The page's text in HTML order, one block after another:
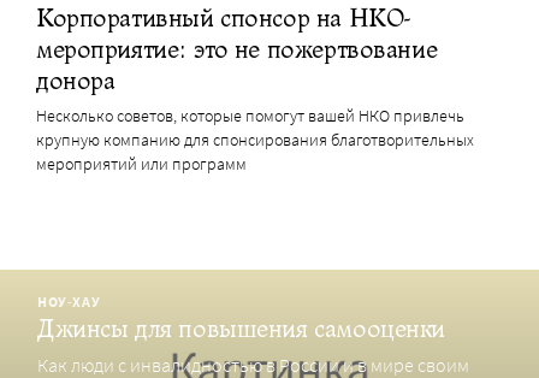
Корпоративный спонсор на НКО-
мероприятие: это не пожертвование
донора
Несколько советов, которые помогут вашей НКО привлечь
крупную компанию для спонсирования благотворительных
мероприятий или программ
НОУ-ХАУ
Джинсы для повышения самооценки
Как люди с инвалидностью в России и в мире своим